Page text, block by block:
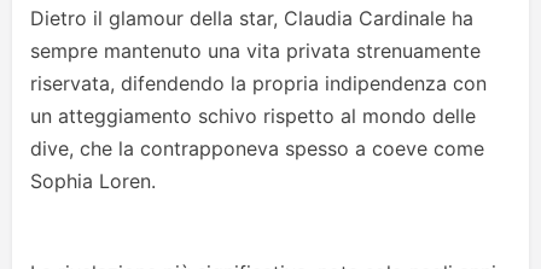
Dietro il glamour della star, Claudia Cardinale ha
sempre mantenuto una vita privata strenuamente
riservata, difendendo la propria indipendenza con
un atteggiamento schivo rispetto al mondo delle
dive, che la contrapponeva spesso a coeve come
Sophia Loren.